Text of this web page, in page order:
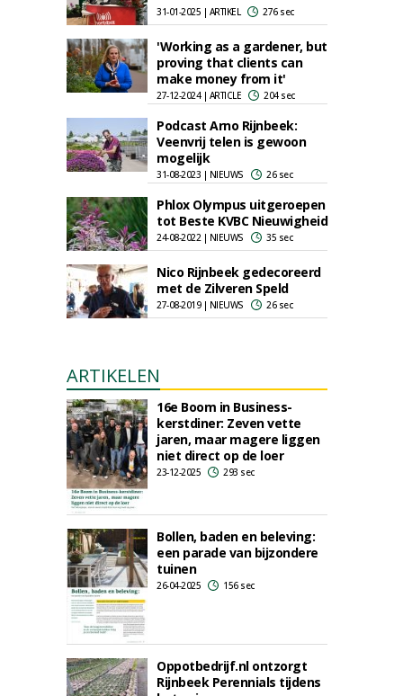
31-01-2025 | ARTIKEL 276 sec
'Working as a gardener, but
proving that clients can
make money from it'
27-12-2024 | ARTICLE 204 sec
Podcast Arno Rijnbeek:
Veenvrij telen is gewoon
mogelijk
31-08-2023 | NIEUWS 26 sec
Phlox Olympus uitgeroepen
tot Beste KVBC Nieuwigheid
24-08-2022 | NIEUWS 35 sec
Nico Rijnbeek gedecoreerd
met de Zilveren Speld
27-08-2019 | NIEUWS 26 sec
ARTIKELEN
16e Boom in Business-
kerstdiner: Zeven vette
jaren, maar magere liggen
niet direct op de loer
23-12-2025 293 sec
Bollen, baden en beleving:
een parade van bijzondere
tuinen
26-04-2025 156 sec
Oppotbedrijf.nl ontzorgt
Rijnbeek Perennials tijdens